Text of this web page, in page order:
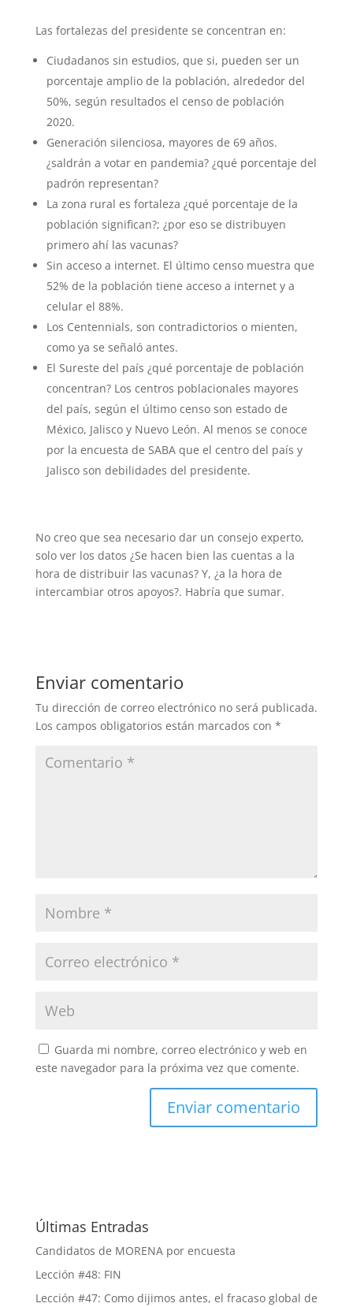
Las fortalezas del presidente se concentran en:
Ciudadanos sin estudios, que si, pueden ser un
porcentaje amplio de la población, alrededor del
50%, según resultados el censo de población
2020.
Generación silenciosa, mayores de 69 años.
¿saldrán a votar en pandemia? ¿qué porcentaje del
padrón representan?
La zona rural es fortaleza ¿qué porcentaje de la
población significan?; ¿por eso se distribuyen
primero ahí las vacunas?
Sin acceso a internet. El último censo muestra que
52% de la población tiene acceso a internet y a
celular el 88%.
Los Centennials, son contradictorios o mienten,
como ya se señaló antes.
El Sureste del país ¿qué porcentaje de población
concentran? Los centros poblacionales mayores
del país, según el último censo son estado de
México, Jalisco y Nuevo León. Al menos se conoce
por la encuesta de SABA que el centro del país y
Jalisco son debilidades del presidente.
No creo que sea necesario dar un consejo experto,
solo ver los datos ¿Se hacen bien las cuentas a la
hora de distribuir las vacunas? Y, ¿a la hora de
intercambiar otros apoyos?. Habría que sumar.
Enviar comentario
Tu dirección de correo electrónico no será publicada.
Los campos obligatorios están marcados con *
Guarda mi nombre, correo electrónico y web en
este navegador para la próxima vez que comente.
Últimas Entradas
Candidatos de MORENA por encuesta
Lección #48: FIN
Lección #47: Como dijimos antes, el fracaso global de